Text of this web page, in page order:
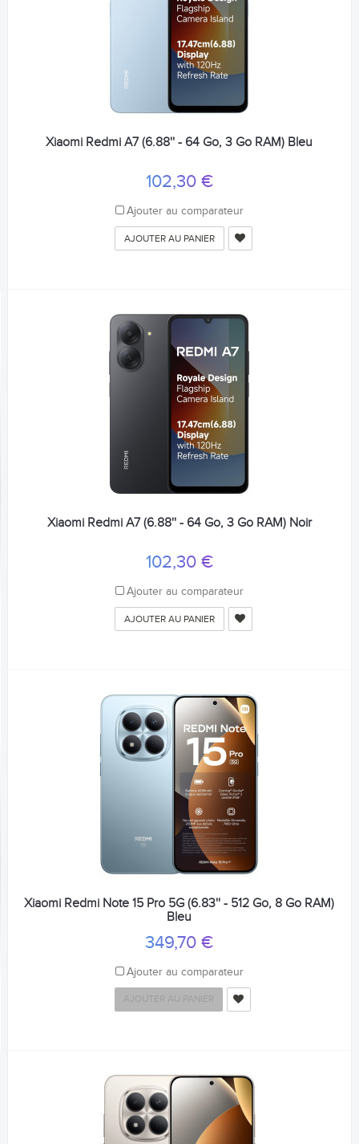
Xiaomi Redmi A7 (6.88'' - 64 Go, 3 Go RAM) Bleu
102,30 €
Ajouter au comparateur
AJOUTER AU PANIER
Xiaomi Redmi A7 (6.88'' - 64 Go, 3 Go RAM) Noir
102,30 €
Ajouter au comparateur
AJOUTER AU PANIER
Xiaomi Redmi Note 15 Pro 5G (6.83'' - 512 Go, 8 Go RAM)
Bleu
349,70 €
Ajouter au comparateur
AJOUTER AU PANIER